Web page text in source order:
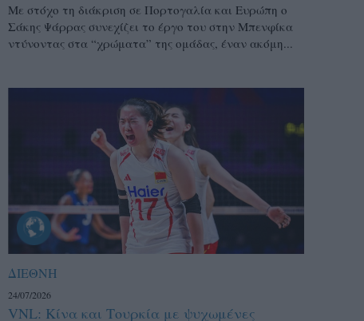
Mε στόχο τη διάκριση σε Πορτογαλία και Ευρώπη ο
Σάκης Ψάρρας συνεχίζει το έργο του στην Μπενφίκα
ντύνοντας στα “χρώματα” της ομάδας, έναν ακόμη...
ΔΙΕΘΝΗ
24/07/2026
VNL: Κίνα και Τουρκία με ψυχωμένες